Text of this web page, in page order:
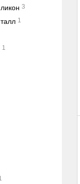
3
1
1